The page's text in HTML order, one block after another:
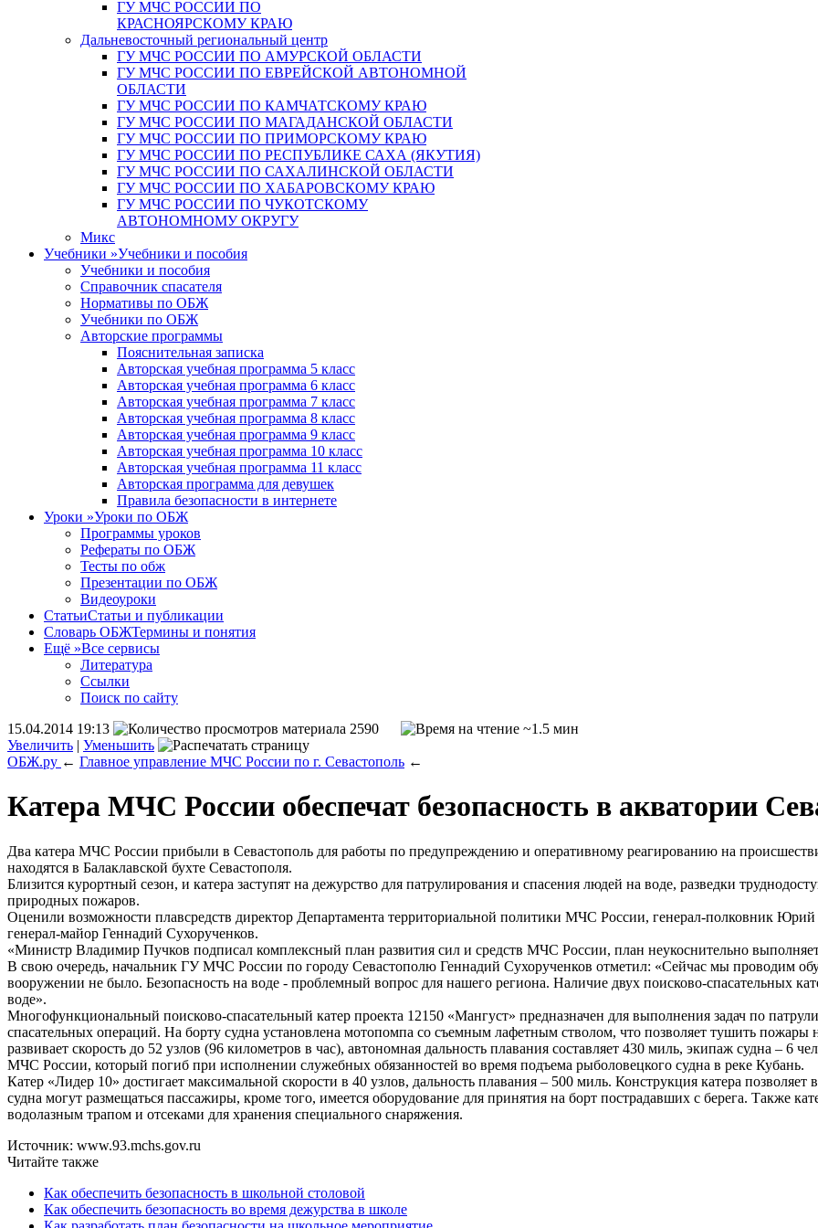
ГУ МЧС РОССИИ ПО
КРАСНОЯРСКОМУ КРАЮ
Дальневосточный региональный центр
ГУ МЧС РОССИИ ПО АМУРСКОЙ ОБЛАСТИ
ГУ МЧС РОССИИ ПО ЕВРЕЙСКОЙ АВТОНОМНОЙ
ОБЛАСТИ
ГУ МЧС РОССИИ ПО КАМЧАТСКОМУ КРАЮ
ГУ МЧС РОССИИ ПО МАГАДАНСКОЙ ОБЛАСТИ
ГУ МЧС РОССИИ ПО ПРИМОРСКОМУ КРАЮ
ГУ МЧС РОССИИ ПО РЕСПУБЛИКЕ САХА (ЯКУТИЯ)
ГУ МЧС РОССИИ ПО САХАЛИНСКОЙ ОБЛАСТИ
ГУ МЧС РОССИИ ПО ХАБАРОВСКОМУ КРАЮ
ГУ МЧС РОССИИ ПО ЧУКОТСКОМУ
АВТОНОМНОМУ ОКРУГУ
Микс
Учебники »Учебники и пособия
Учебники и пособия
Справочник спасателя
Нормативы по ОБЖ
Учебники по ОБЖ
Авторские программы
Пояснительная записка
Авторская учебная программа 5 класс
Авторская учебная программа 6 класс
Авторская учебная программа 7 класс
Авторская учебная программа 8 класс
Авторская учебная программа 9 класс
Авторская учебная программа 10 класс
Авторская учебная программа 11 класс
Авторская программа для девушек
Правила безопасности в интернете
Уроки »Уроки по ОБЖ
Программы уроков
Рефераты по ОБЖ
Тесты по обж
Презентации по ОБЖ
Видеоуроки
СтатьиСтатьи и публикации
Словарь ОБЖТермины и понятия
Ещё »Все сервисы
Литература
Ссылки
Поиск по сайту
15.04.2014 19:13
2590
~1.5 мин
Увеличить | Уменьшить
ОБЖ.ру ← Главное управление МЧС России по г. Севастополь ←
Катера МЧС России обеспечат безопасность в акватории
Два катера МЧС России прибыли в Севастополь для работы по предупреждению и оперативному реагированию на
находятся в Балаклавской бухте Севастополя.
Близится курортный сезон, и катера заступят на дежурство для патрулирования и спасения людей на воде, разведки
природных пожаров.
Оценили возможности плавсредств директор Департамента территориальной политики МЧС России, генерал-полковник
генерал-майор Геннадий Сухорученков.
«Министр Владимир Пучков подписал комплексный план развития сил и средств МЧС России, план неукоснительно
В свою очередь, начальник ГУ МЧС России по городу Севастополю Геннадий Сухорученков отметил: «Сейчас мы проводим
вооружении не было. Безопасность на воде - проблемный вопрос для нашего региона. Наличие двух поисково-спасательных
воде».
Многофункциональный поисково-спасательный катер проекта 12150 «Мангуст» предназначен для выполнения задач по
спасательных операций. На борту судна установлена мотопомпа со съемным лафетным стволом, что позволяет тушить пожары
развивает скорость до 52 узлов (96 километров в час), автономная дальность плавания составляет 430 миль, экипаж судна – 6
МЧС России, который погиб при исполнении служебных обязанностей во время подъема рыболовецкого судна в реке Кубань.
Катер «Лидер 10» достигает максимальной скорости в 40 узлов, дальность плавания – 500 миль. Конструкция катера
судна могут размещаться пассажиры, кроме того, имеется оборудование для принятия на борт пострадавших с берега. Также
водолазным трапом и отсеками для хранения специального снаряжения.
Источник: www.93.mchs.gov.ru
Читайте также
Как обеспечить безопасность в школьной столовой
Как обеспечить безопасность во время дежурства в школе